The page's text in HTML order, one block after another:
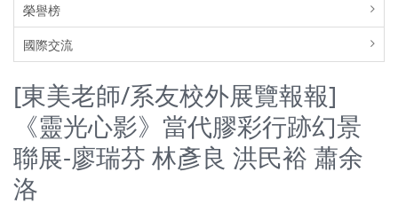
榮譽榜
國際交流
[東美老師/系友校外展覽報報]
《靈光心影》當代膠彩行跡幻景
聯展-廖瑞芬 林彥良 洪民裕 蕭余
洛